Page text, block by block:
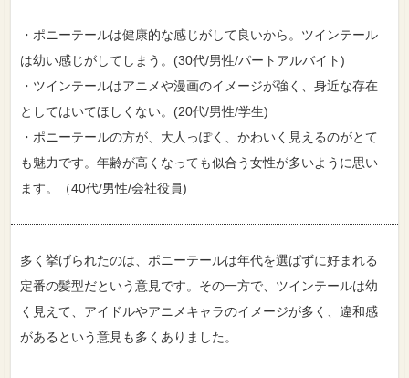
・ポニーテールは健康的な感じがして良いから。ツインテール
は幼い感じがしてしまう。(30代/男性/パートアルバイト)
・ツインテールはアニメや漫画のイメージが強く、身近な存在
としてはいてほしくない。(20代/男性/学生)
・ポニーテールの方が、大人っぽく、かわいく見えるのがとて
も魅力です。年齢が高くなっても似合う女性が多いように思い
ます。（40代/男性/会社役員)
多く挙げられたのは、ポニーテールは年代を選ばずに好まれる
定番の髪型だという意見です。その一方で、ツインテールは幼
く見えて、アイドルやアニメキャラのイメージが多く、違和感
があるという意見も多くありました。